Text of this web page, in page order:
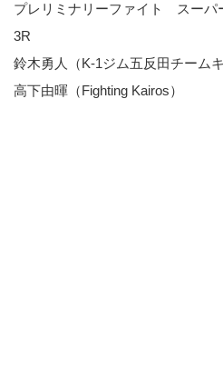
プレリミナリーファイト スー
3R
鈴木勇人（K-1ジム五反田チームキ
高下由暉（Fighting Kairos）